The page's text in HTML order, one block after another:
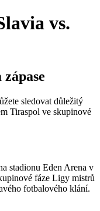
vs.
sledovat důležitý
Tiraspol ve skupinové
stadionu Eden Arena v
fáze Ligy mistrů
fotbalového klání.